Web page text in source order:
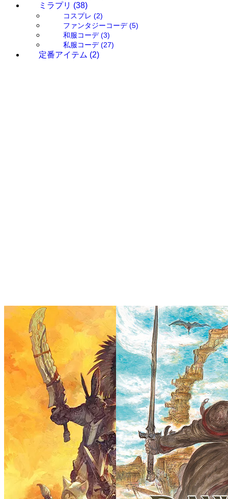
ミラプリ (38)
コスプレ (2)
ファンタジーコーデ(5)
和服コーデ(3)
私服コーデ(27)
定番アイテム (2)